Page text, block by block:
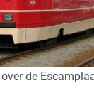
de